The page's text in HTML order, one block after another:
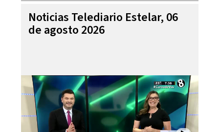
Noticias Telediario Estelar, 06
de agosto 2026